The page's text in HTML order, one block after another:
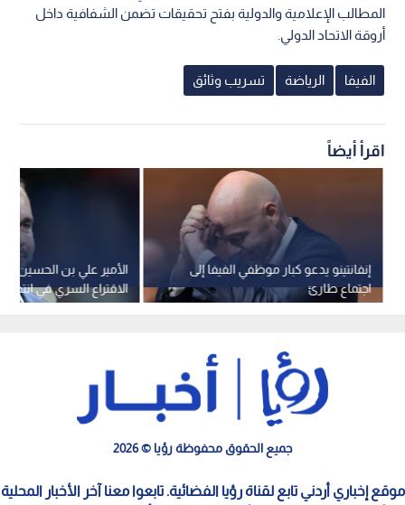
المطالب الإعلامية والدولية بفتح تحقيقات تضمن الشفافية داخل
أروقة الاتحاد الدولي.
الفيفا الرياضة تسريب وثائق
اقرأ أيضاً
الأمير علي بن الحسين
الاقتراع السري في
إنفانتينو يدعو كبار موظفي الفيفا إلى
اجتماع طارئ
جميع الحقوق محفوظة رؤيا © 2026
موقع إخباري أردني تابع لقناة رؤيا الفضائية. تابعوا معنا آخر الأخبار المحلية